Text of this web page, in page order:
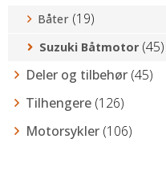
Båter (19)
Suzuki Båtmotor (45)
Deler og tilbehør (45)
Tilhengere (126)
Motorsykler (106)